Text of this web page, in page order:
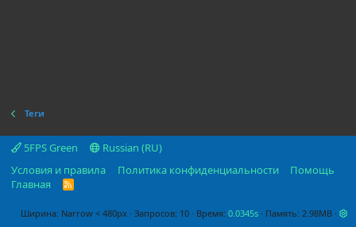
Теги
5FPS Green
Russian (RU)
Условия и правила
Политика конфиденциальности
Помощь
Главная
R
Ширина Запросов 10 Время 0.0345s Память 2.98MB